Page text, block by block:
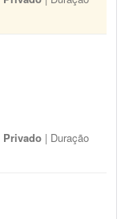
Privado | Duração